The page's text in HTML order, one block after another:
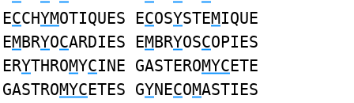
ECCHYMOTIQUES ECOSYSTEMIQUE
EMBRYOCARDIES EMBRYOSCOPIES
ERYTHROMYCINE GASTEROMYCETE
GASTROMYCETES GYNECOMASTIES